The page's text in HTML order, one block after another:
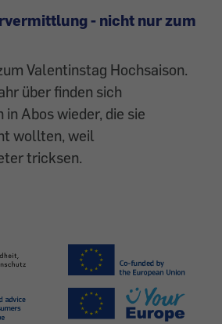
- nicht nur zum
Valentinstag Hochsaison.
über finden sich
Abos wieder, die sie
wollten, weil
tricksen.